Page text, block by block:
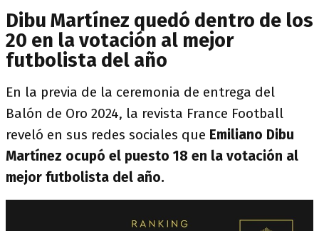
Dibu Martínez quedó dentro de los
20 en la votación al mejor
futbolista del año
En la previa de la ceremonia de entrega del
Balón de Oro 2024, la revista France Football
reveló en sus redes sociales que Emiliano Dibu
Martínez ocupó el puesto 18 en la votación al
mejor futbolista del año.